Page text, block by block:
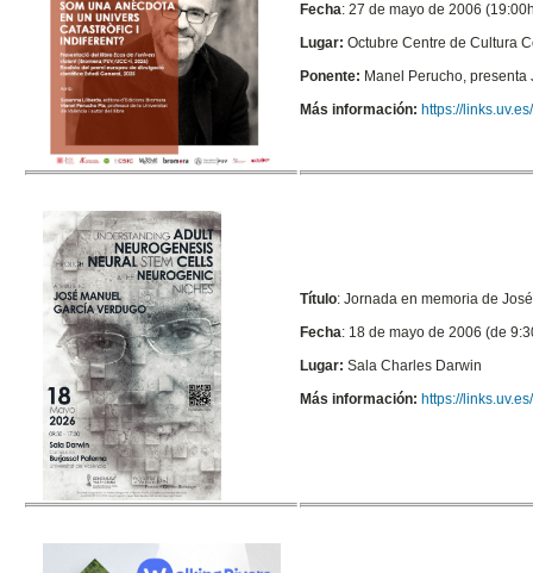
Fecha: 27 de mayo de 2006
Lugar:Octubre Centre de Cultura
Ponente: Manel Perucho, presenta
Más información: https://
Título: Jornada en memoria de
Fecha: 18 de mayo de 2006 (de
Lugar:Sala Charles Darwin
Más información: https://